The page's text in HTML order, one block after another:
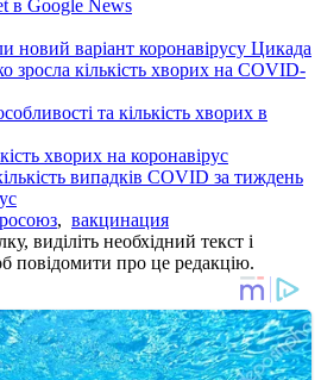
в Google News
новий варіант коронавірусу Цикада
зросла кількість хворих на COVID-
та кількість хворих в
хворих на коронавірус
випадків COVID за тиждень
, вакцинация
виділіть необхідний текст і
повідомити про це редакцію.